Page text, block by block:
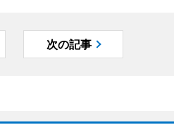
次の記事